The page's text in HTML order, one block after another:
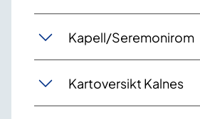
Kapell/Seremonirom
Kartoversikt Kalnes